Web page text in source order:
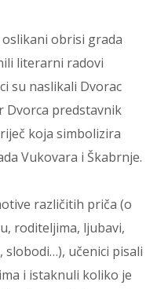
obrisi grada
literarni radovi
su naslikali Dvorac
Dvorca predstavnik
koja simbolizira
Vukovara i Škabrnje.
različitih priča (o
roditeljima, ljubavi,
slobodi…), učenici pisali
i istaknuli koliko je